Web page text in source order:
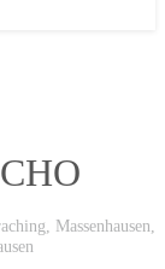
Massenhausen,